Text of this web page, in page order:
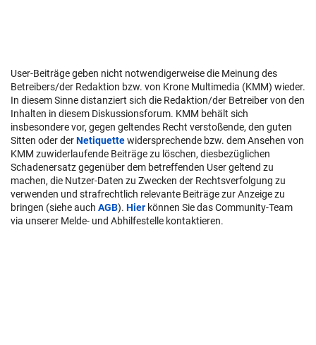
User-Beiträge geben nicht notwendigerweise die Meinung des
Betreibers/der Redaktion bzw. von Krone Multimedia (KMM) wieder.
In diesem Sinne distanziert sich die Redaktion/der Betreiber von den
Inhalten in diesem Diskussionsforum. KMM behält sich
insbesondere vor, gegen geltendes Recht verstoßende, den guten
Sitten oder derNetiquettewidersprechende bzw. dem Ansehen von
KMM zuwiderlaufende Beiträge zu löschen, diesbezüglichen
Schadenersatz gegenüber dem betreffenden User geltend zu
machen, die Nutzer-Daten zu Zwecken der Rechtsverfolgung zu
verwenden und strafrechtlich relevante Beiträge zur Anzeige zu
bringen (siehe auch AGB). Hier können Sie das Community-Team
via unserer Melde- und Abhilfestelle kontaktieren.